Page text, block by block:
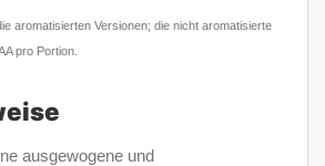
aromatisierten Versionen; die nicht aromatisierte
pro Portion.
ausgewogene und